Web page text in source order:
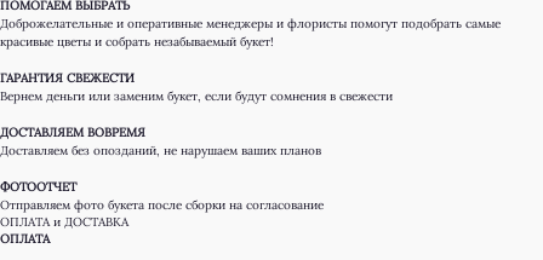
ПОМОГАЕМ ВЫБРАТЬ
Доброжелательные и оперативные менеджеры и флористы помогут подобрать самые
красивые цветы и собрать незабываемый букет!
ГАРАНТИЯ СВЕЖЕСТИ
Вернем деньги или заменим букет, если будут сомнения в свежести
ДОСТАВЛЯЕМ ВОВРЕМЯ
Доставляем без опозданий, не нарушаем ваших планов
ФОТООТЧЕТ
Отправляем фото букета после сборки на согласование
ОПЛАТА и ДОСТАВКА
ОПЛАТА